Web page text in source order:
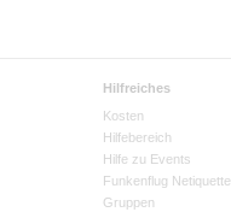
Hilfreiches
Kosten
Hilfebereich
Hilfe zu Events
Funkenflug Netiquette
Gruppen